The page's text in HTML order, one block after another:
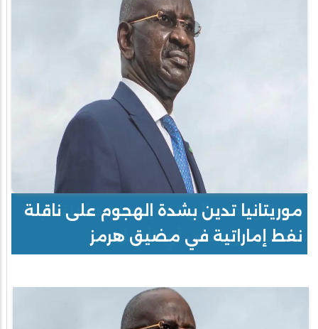
موريتانيا تدين بشدة الهجوم على ناقلة
نفط إماراتية في مضيق هرمز